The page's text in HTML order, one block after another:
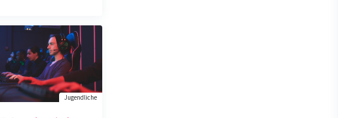
Jugendliche